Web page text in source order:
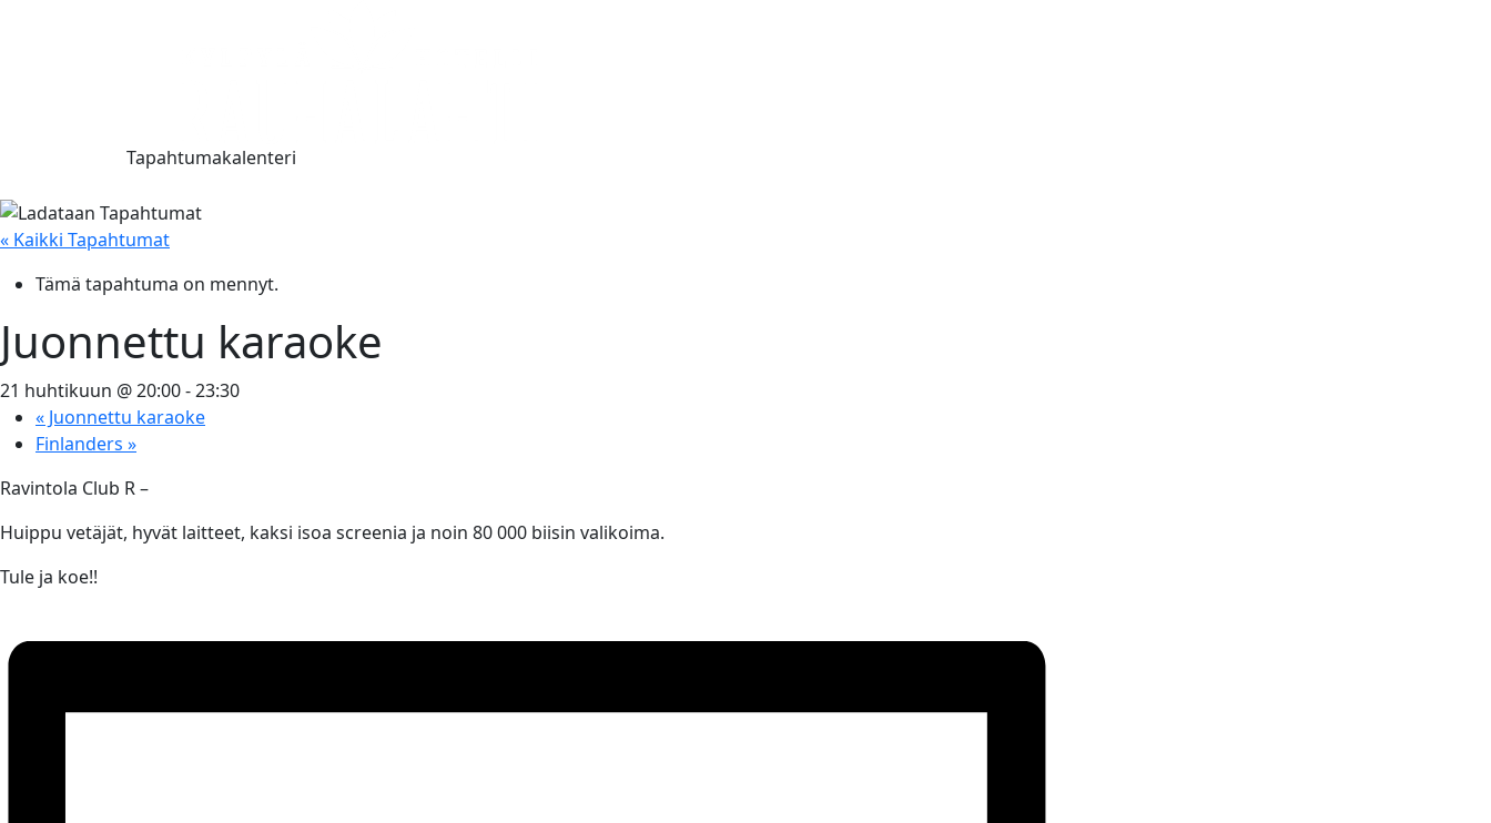
Tapahtumakalenteri
« Kaikki Tapahtumat
Tämä tapahtuma on mennyt.
Juonnettu karaoke
21 huhtikuun @ 20:00-23:30
« Juonnettu karaoke
Finlanders »
Ravintola Club R –
Huippu vetäjät, hyvät laitteet, kaksi isoa screenia ja noin 80 000 biisin valikoima.
Tule ja koe!!